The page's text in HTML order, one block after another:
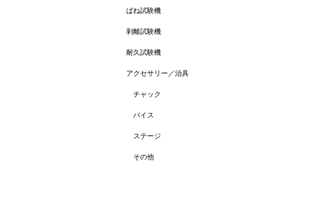
ばね試験機
剥離試験機
耐久試験機
アクセサリー／治具
チャック
バイス
ステージ
その他